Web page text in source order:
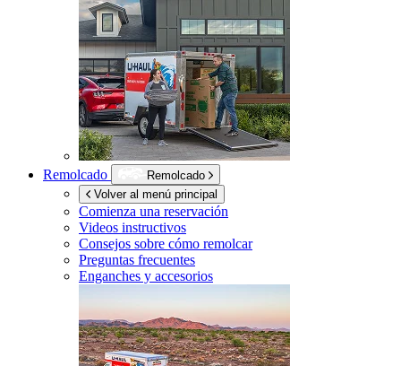
Remolcado
Remolcado
Volver al menú principal
Comienza una reservación
Videos instructivos
Consejos sobre cómo remolcar
Preguntas frecuentes
Enganches y accesorios